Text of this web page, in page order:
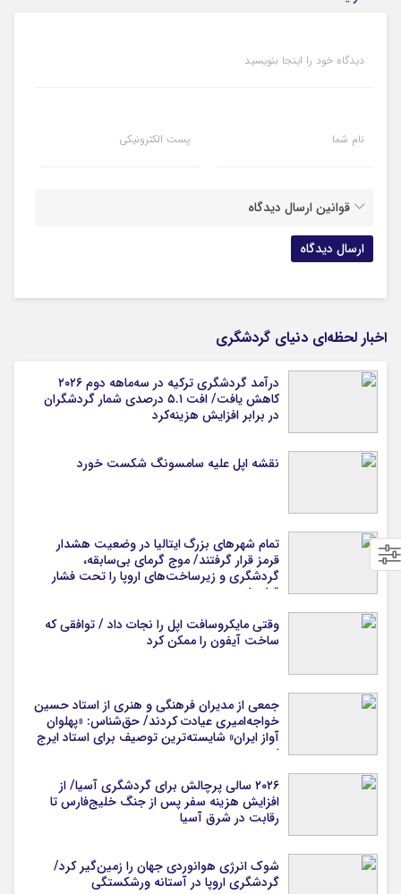
دیدگاه خود را اینجا بنویسید
نام شما پست الکترونیکی
قوانین ارسال دیدگاه
اخبار لحظه‌ای دنیای گردشگری
درآمد گردشگری ترکیه در سه‌ماهه دوم ۲۰۲۶
کاهش یافت/ افت ۵.۱ درصدی شمار گردشگران
در برابر افزایش هزینه‌کرد
نقشه اپل علیه سامسونگ شکست خورد
تمام شهرهای بزرگ ایتالیا در وضعیت هشدار
قرمز قرار گرفتند/ موج گرمای بی‌سابقه،
گردشگری و زیرساخت‌های اروپا را تحت فشار
قرار داد
وقتی مایکروسافت اپل را نجات داد / توافقی که
ساخت آیفون را ممکن کرد
جمعی از مدیران فرهنگی و هنری از استاد حسین
خواجه‌امیری عیادت کردند/ حق‌شناس: «پهلوان
آواز ایران» شایسته‌ترین توصیف برای استاد ایرج
است
۲۰۲۶ سالی پرچالش برای گردشگری آسیا/ از
افزایش هزینه سفر پس از جنگ خلیج‌فارس تا
رقابت در شرق آسیا
شوک انرژی هوانوردی جهان را زمین‌گیر کرد/
گردشگری اروپا در آستانه ورشکستگی